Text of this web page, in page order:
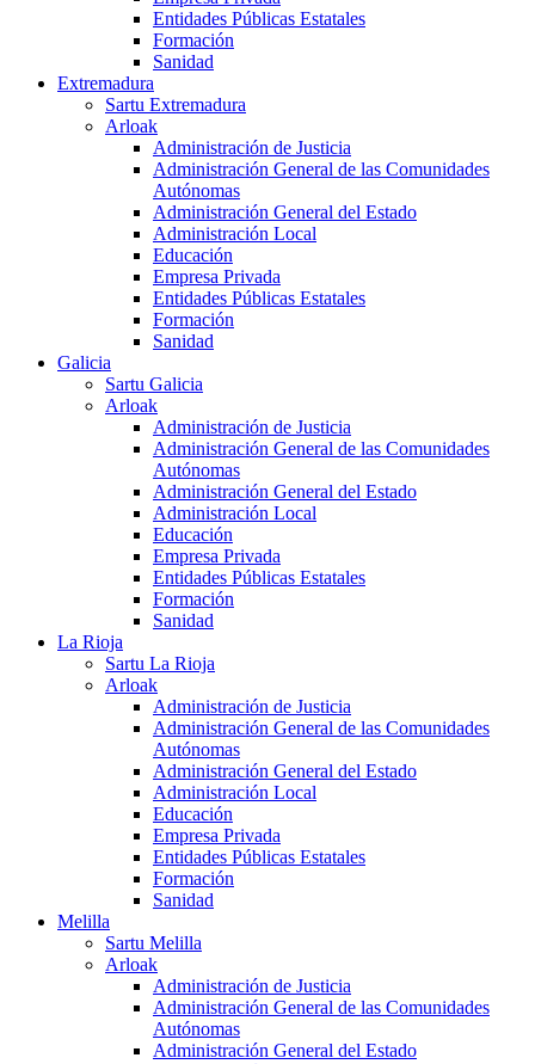
Entidades Públicas Estatales
Formación
Sanidad
Extremadura
Sartu Extremadura
Arloak
Administración de Justicia
Administración General de las Comunidades
Autónomas
Administración General del Estado
Administración Local
Educación
Empresa Privada
Entidades Públicas Estatales
Formación
Sanidad
Galicia
Sartu Galicia
Arloak
Administración de Justicia
Administración General de las Comunidades
Autónomas
Administración General del Estado
Administración Local
Educación
Empresa Privada
Entidades Públicas Estatales
Formación
Sanidad
La Rioja
Sartu La Rioja
Arloak
Administración de Justicia
Administración General de las Comunidades
Autónomas
Administración General del Estado
Administración Local
Educación
Empresa Privada
Entidades Públicas Estatales
Formación
Sanidad
Melilla
Sartu Melilla
Arloak
Administración de Justicia
Administración General de las Comunidades
Autónomas
Administración General del Estado